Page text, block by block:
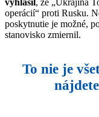
vyhlásil , že „Ukrajina
operácií“ proti Rusku.
poskytnutie je možné,
stanovisko zmiernil.
To nie je